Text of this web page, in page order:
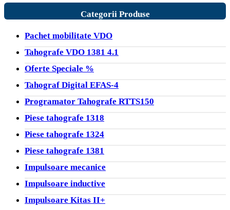
Categorii Produse
Pachet mobilitate VDO
Tahografe VDO 1381 4.1
Oferte Speciale %
Tahograf Digital EFAS-4
Programator Tahografe RTTS150
Piese tahografe 1318
Piese tahografe 1324
Piese tahografe 1381
Impulsoare mecanice
Impulsoare inductive
Impulsoare Kitas II+